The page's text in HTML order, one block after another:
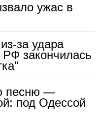
ужас в
за удара
закончилась
песню —
под Одессой